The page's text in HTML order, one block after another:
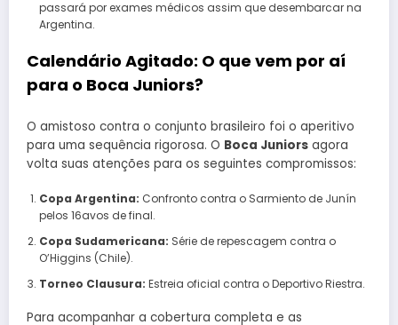
passará por exames médicos assim que desembarcar na
Argentina.
Calendário Agitado: O que vem por aí
para o Boca Juniors?
O amistoso contra o conjunto brasileiro foi o aperitivo
para uma sequência rigorosa. O Boca Juniors agora
volta suas atenções para os seguintes compromissos:
Copa Argentina: Confronto contra o Sarmiento de Junín
pelos 16avos de final.
Copa Sudamericana: Série de repescagem contra o
O’Higgins (Chile).
Torneo Clausura: Estreia oficial contra o Deportivo Riestra.
Para acompanhar a cobertura completa e as